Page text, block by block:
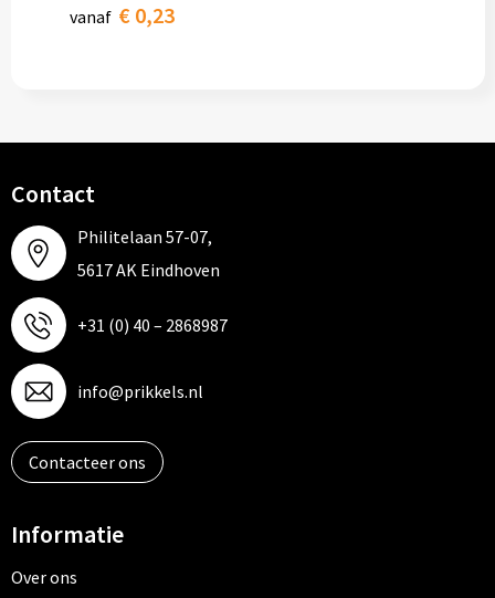
vanaf € 0,23
Contact
Philitelaan 57-07,
5617 AK Eindhoven
+31 (0) 40 – 2868987
info@prikkels.nl
Contacteer ons
Informatie
Over ons